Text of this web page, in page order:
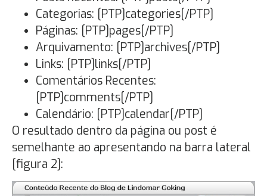
Categorias: [PTP]categories[/PTP]
Páginas: [PTP]pages[/PTP]
Arquivamento: [PTP]archives[/PTP]
Links: [PTP]links[/PTP]
Comentários Recentes:
[PTP]comments[/PTP]
Calendário: [PTP]calendar[/PTP]
O resultado dentro da página ou post é
semelhante ao apresentando na barra lateral
[figura 2]: